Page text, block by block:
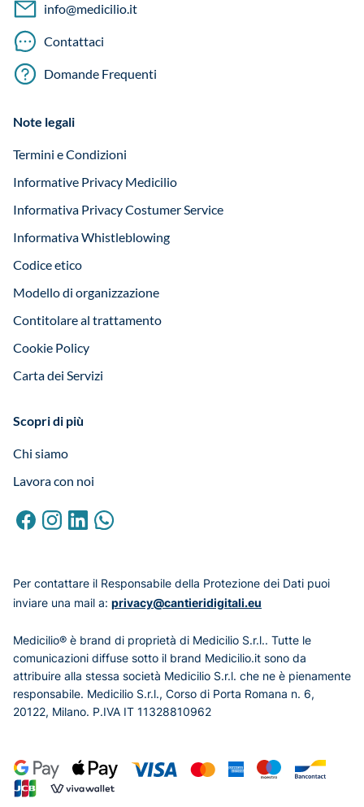
info@medicilio.it
Contattaci
Domande Frequenti
Note legali
Termini e Condizioni
Informative Privacy Medicilio
Informativa Privacy Costumer Service
Informativa Whistleblowing
Codice etico
Modello di organizzazione
Contitolare al trattamento
Cookie Policy
Carta dei Servizi
Scopri di più
Chi siamo
Lavora con noi
Per contattare il Responsabile della Protezione dei Dati puoi
inviare una mail a: privacy@cantieridigitali.eu
Medicilio® è brand di proprietà di Medicilio S.r.l.. Tutte le
comunicazioni diffuse sotto il brand Medicilio.it sono da
attribuire alla stessa società Medicilio S.r.l. che ne è pienamente
responsabile. Medicilio S.r.l., Corso di Porta Romana n. 6,
20122, Milano. P.IVA IT 11328810962